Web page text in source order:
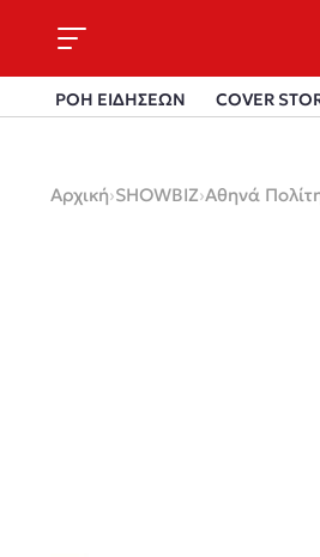
ΡΟΗ ΕΙΔΗΣΕΩΝ COVER
Αρχική›SHOWBIZ›Αθηνά